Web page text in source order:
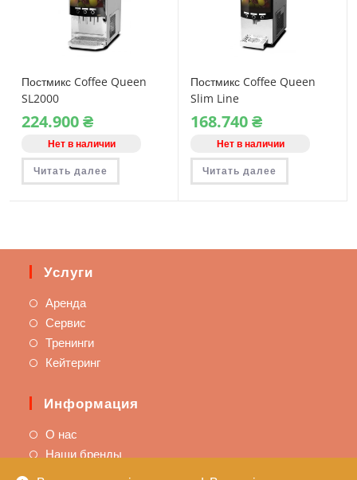
Постмикс Coffee Queen
SL2000
224.900₴
Нет в наличии
Читать далее
Постмикс Coffee Queen
Slim Line
168.740₴
Нет в наличии
Читать далее
Услуги
Аренда
Сервис
Тренинги
Кейтеринг
Информация
О нас
Наши бренды